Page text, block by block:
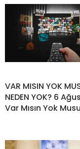
VAR MISIN YOK
NEDEN YOK? 6
Var Mısın Yok